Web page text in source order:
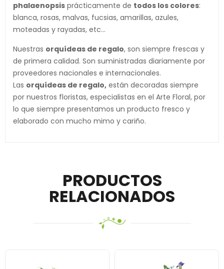
phalaenopsis prácticamente de todos los colores:
blanca, rosas, malvas, fucsias, amarillas, azules,
moteadas y rayadas, etc…
Nuestras orquídeas de regalo, son siempre frescas y
de primera calidad. Son suministradas diariamente por
proveedores nacionales e internacionales.
Las orquídeas de regalo, están decoradas siempre
por nuestros floristas, especialistas en el Arte Floral, por
lo que siempre presentamos un producto fresco y
elaborado con mucho mimo y cariño.
PRODUCTOS
RELACIONADOS